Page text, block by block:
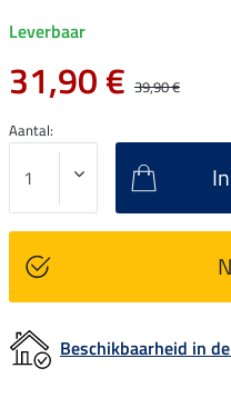
Leverbaar
31,90 € 39,90 €
Aantal:
Beschikbaarheid in de